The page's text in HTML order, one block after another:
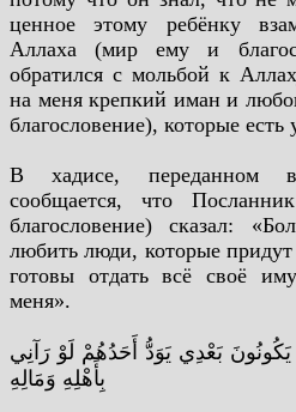
ценное этому ребёнку
Аллаха (мир ему и
обратился с мольбой к
на меня крепкий иман и
благословение), которые есть
В хадисе, переданном
сообщается, что
благословение) сказал:
любить люди, которые
готовы отдать всё своё
меня».
بَعْدِي يَوَدُّ أَحَدُهُمْ لَوْ رَآنِي
بِأَهْلِهِ وَمَالِهِ